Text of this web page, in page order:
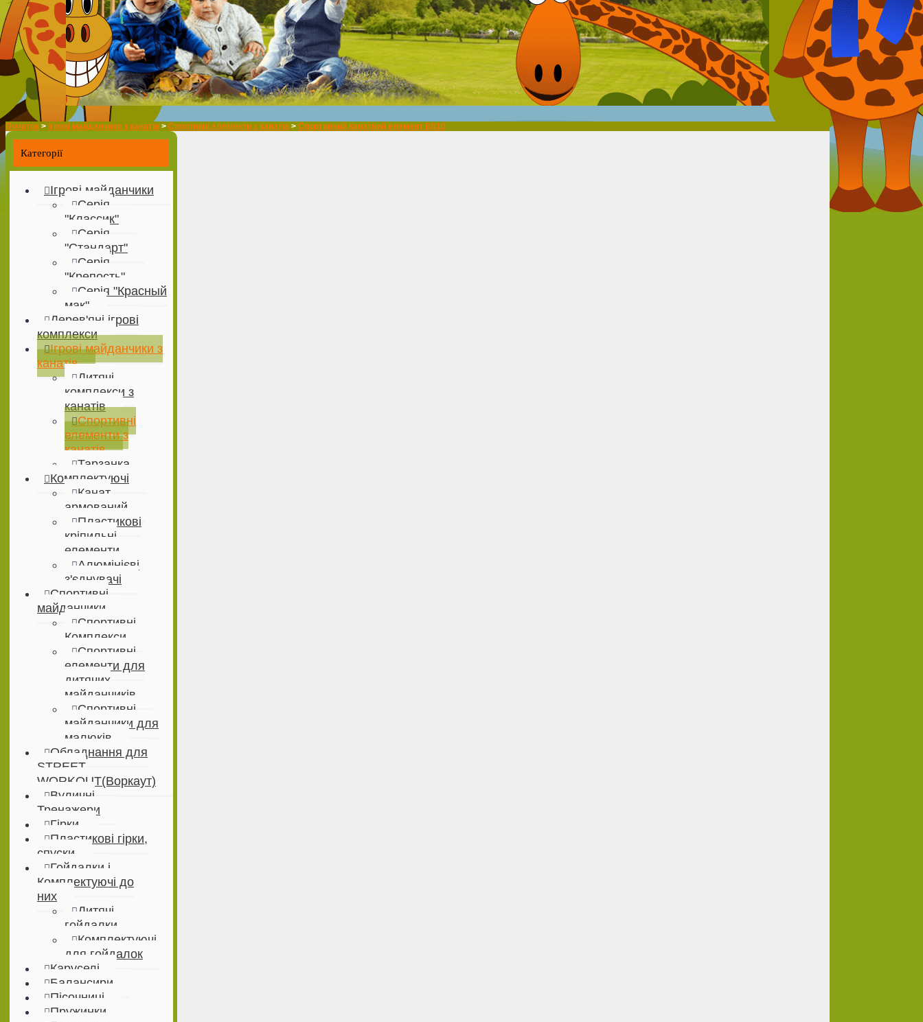
Початок > Ігрові майданчики з канатів > Спортивні елементи з канатів > Спортивний канатний елемент В010
Категорії
Ігрові майданчики
Серія
"Классик"
Серія
"Стандарт"
Серія
"Крепость"
Серія "Красный
мак"
Дерев'яні ігрові
комплекси
Ігрові майданчики з
канатів
Дитячі
комплекси з
канатів
Спортивні
елементи з
канатів
Тарзанка
Комплектуючі
Канат
армований
Пластикові
кріпильні
елементи
Алюмінієві
з'єднувачі
Спортивні
майданчики
Спортивні
Комплекси
Спортивні
елементи для
дитячих
майданчиків
Спортивні
майданчики для
малюків
Обладнання для
STREET
WORKOUT(Воркаут)
Вуличні
Тренажери
Гірки
Пластикові гірки,
спуски
Гойдалки і
Комплектуючі до
них
Дитячі
гойдалки
Комплектуючі
для гойдалок
Каруселі
Балансири
Пісочниці
Пружинки